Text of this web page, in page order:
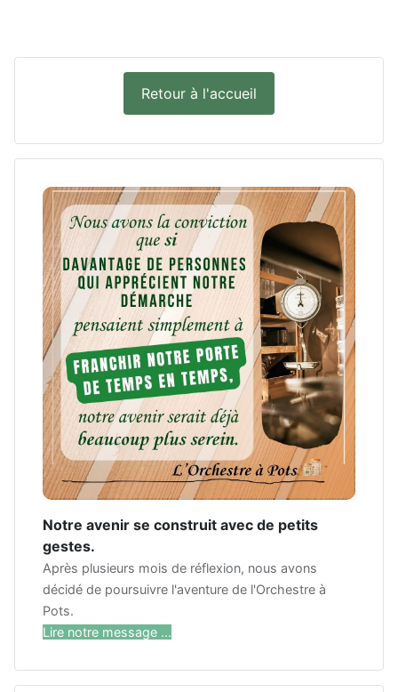
Retour à l'accueil
Notre avenir se construit avec de petits
gestes.
Après plusieurs mois de réflexion, nous avons
décidé de poursuivre l'aventure de l'Orchestre à
Pots.
Lire notre message ...